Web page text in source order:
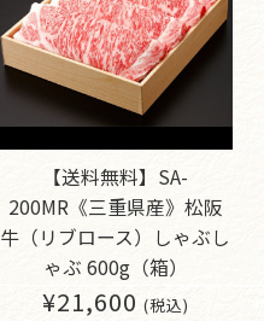
【送料無料】SA-
200MR《三重県産》松阪
牛（リブロース）しゃぶし
ゃぶ 600g（箱）
¥21,600 (税込)